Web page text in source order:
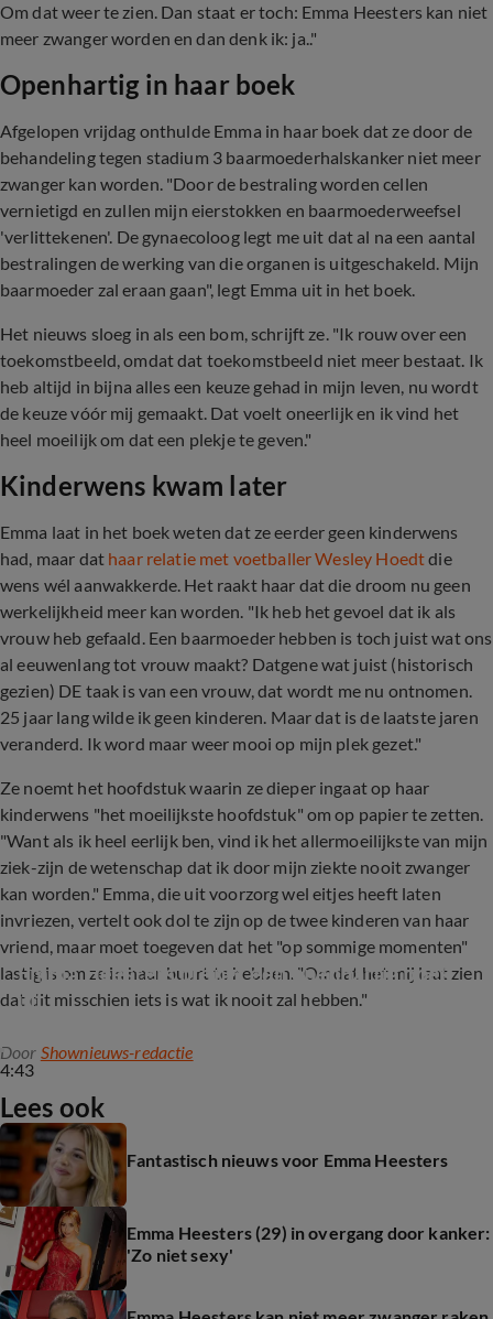
Om dat weer te zien. Dan staat er toch: Emma Heesters kan niet
meer zwanger worden en dan denk ik: ja.."
Openhartig in haar boek
Afgelopen vrijdag onthulde Emma in haar boek dat ze door de
behandeling tegen stadium 3 baarmoederhalskanker niet meer
zwanger kan worden. "Door de bestraling worden cellen
vernietigd en zullen mijn eierstokken en baarmoederweefsel
'verlittekenen'. De gynaecoloog legt me uit dat al na een aantal
bestralingen de werking van die organen is uitgeschakeld. Mijn
baarmoeder zal eraan gaan", legt Emma uit in het boek.
Het nieuws sloeg in als een bom, schrijft ze. "Ik rouw over een
toekomstbeeld, omdat dat toekomstbeeld niet meer bestaat. Ik
heb altijd in bijna alles een keuze gehad in mijn leven, nu wordt
de keuze vóór mij gemaakt. Dat voelt oneerlijk en ik vind het
heel moeilijk om dat een plekje te geven."
Kinderwens kwam later
Emma laat in het boek weten dat ze eerder geen kinderwens
had, maar dat haar relatie met voetballer Wesley Hoedtdie
wens wél aanwakkerde. Het raakt haar dat die droom nu geen
werkelijkheid meer kan worden. "Ik heb het gevoel dat ik als
vrouw heb gefaald. Een baarmoeder hebben is toch juist wat ons
al eeuwenlang tot vrouw maakt? Datgene wat juist (historisch
gezien) DE taak is van een vrouw, dat wordt me nu ontnomen.
25 jaar lang wilde ik geen kinderen. Maar dat is de laatste jaren
veranderd. Ik word maar weer mooi op mijn plek gezet."
Ze noemt het hoofdstuk waarin ze dieper ingaat op haar
kinderwens "het moeilijkste hoofdstuk" om op papier te zetten.
"Want als ik heel eerlijk ben, vind ik het allermoeilijkste van mijn
ziek-zijn de wetenschap dat ik door mijn ziekte nooit zwanger
kan worden." Emma, die uit voorzorg wel eitjes heeft laten
invriezen, vertelt ook dol te zijn op de twee kinderen van haar
vriend, maar moet toegeven dat het "op sommige momenten"
lastig is om ze in haar buurt te hebben. "Omdat het mij laat zien
dat dit misschien iets is wat ik nooit zal hebben."
4:43
Emma Heesters brengt een openhartig boek
uit
Door Shownieuws-redactie
Lees ook
Fantastisch nieuws voor Emma Heesters
Emma Heesters (29) in overgang door kanker:
'Zo niet sexy'